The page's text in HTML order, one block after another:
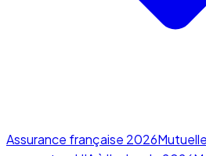
Assurance française 2026